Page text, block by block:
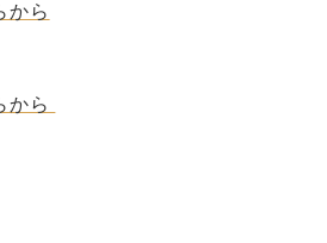
から
から